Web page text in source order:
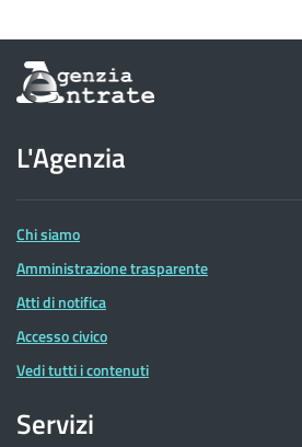
Informazioni
sul
dell'Agenzia
delle
Entrate
L'Agenzia
Chi siamo
Amministrazione trasparente
Atti di notifica
Accesso civico
Vedi tutti i contenuti
Servizi